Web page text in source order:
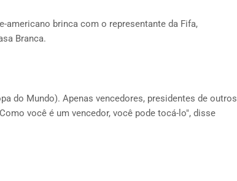
americano brinca com o representante da Fifa,
Branca.
do Mundo). Apenas vencedores, presidentes de outros
você é um vencedor, você pode tocá-lo", disse